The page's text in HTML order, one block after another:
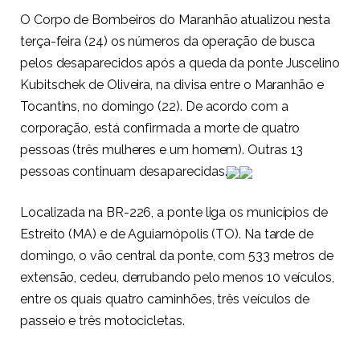
O Corpo de Bombeiros do Maranhão atualizou nesta
terça-feira (24) os números da operação de busca
pelos desaparecidos após a queda da ponte Juscelino
Kubitschek de Oliveira, na divisa entre o Maranhão e
Tocantins, no domingo (22). De acordo com a
corporação, está confirmada a morte de quatro
pessoas (três mulheres e um homem). Outras 13
pessoas continuam desaparecidas.
Localizada na BR-226, a ponte liga os municípios de
Estreito (MA) e de Aguiarnópolis (TO). Na tarde de
domingo, o vão central da ponte, com 533 metros de
extensão, cedeu, derrubando pelo menos 10 veículos,
entre os quais quatro caminhões, três veículos de
passeio e três motocicletas.